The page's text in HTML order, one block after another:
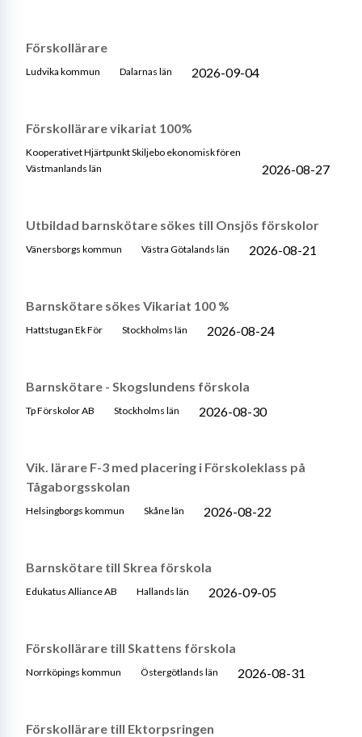
Förskollärare
Ludvika kommun Dalarnas län 2026-09-04
Förskollärare vikariat 100%
Kooperativet Hjärtpunkt Skiljebo ekonomisk fören
Västmanlands län
2026-08-27
Utbildad barnskötare sökes till Onsjös förskolor
Vänersborgs kommun Västra Götalands län 2026-08-21
Barnskötare sökes Vikariat 100 %
Hattstugan Ek För Stockholms län 2026-08-24
Barnskötare - Skogslundens förskola
Tp Förskolor AB Stockholms län 2026-08-30
Vik. lärare F-3 med placering i Förskoleklass på
Tågaborgsskolan
Helsingborgs kommun Skåne län 2026-08-22
Barnskötare till Skrea förskola
Edukatus Alliance AB Hallands län 2026-09-05
Förskollärare till Skattens förskola
Norrköpings kommun Östergötlands län 2026-08-31
Förskollärare till Ektorpsringen